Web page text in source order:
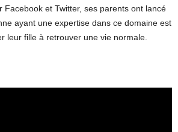
Facebook et Twitter, ses parents ont lancé
ayant une expertise dans ce domaine est
leur fille à retrouver une vie normale.